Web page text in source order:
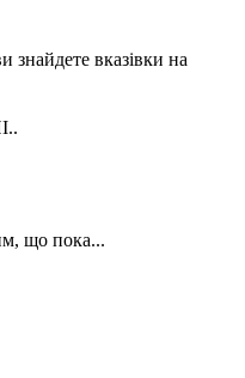
знайдете вказівки на
що пока...